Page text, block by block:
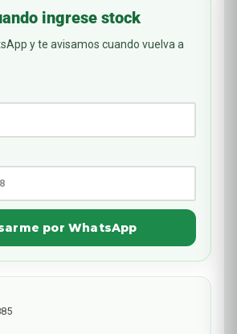
ingrese stock
y te avisamos cuando vuelva a
por WhatsApp